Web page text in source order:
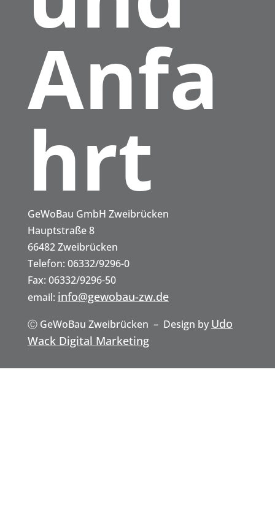
Anfa
hrt
GeWoBau GmbH Zweibrücken
Hauptstraße 8
66482 Zweibrücken
Telefon: 06332/9296-0
Fax: 06332/9296-50
email: info@gewobau-zw.de
Ⓒ GeWoBau Zweibrücken – Design by Udo
Wack Digital Marketing
Inhalt entsperren
Inhalte entsperren
Kont
akt
und